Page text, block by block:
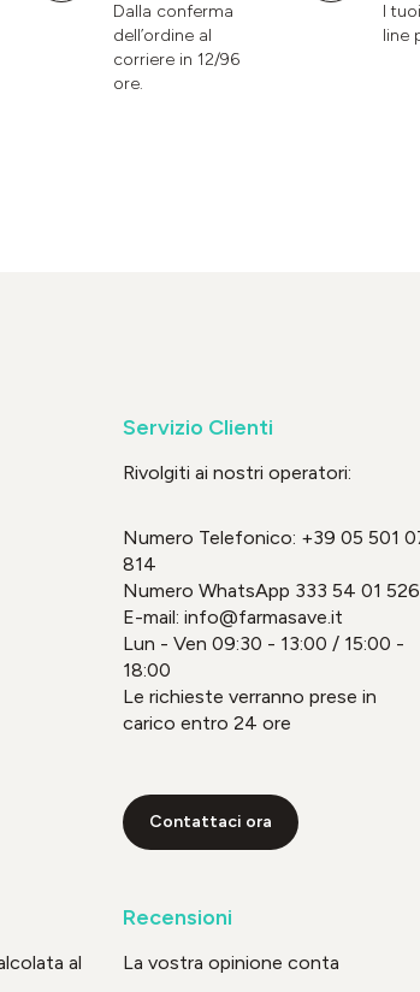
Dalla conferma
dell’ordine al
corriere in 12/96
ore.
I
line
Servizio Clienti
Rivolgiti ai nostri operatori:
Numero Telefonico: +39 05 501
814
Numero WhatsApp 333 54 01 526
E-mail: info@farmasave.it
Lun - Ven 09:30 - 13:00 / 15:00 -
18:00
Le richieste verranno prese in
carico entro 24 ore
Contattaci ora
al
Recensioni
La vostra opinione conta